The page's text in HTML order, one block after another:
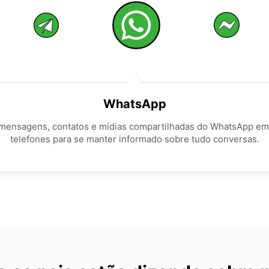
WhatsApp
contatos e mídias compartilhadas do WhatsApp
telefones para se manter informado sobre tudo conversas.